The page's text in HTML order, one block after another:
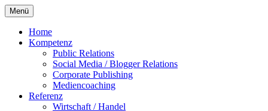
Menü Zum
Inhalt
springen
Home
Kompetenz
Public Relations
Social Media / Blogger Relations
Corporate Publishing
Mediencoaching
Referenz
Wirtschaft / Handel